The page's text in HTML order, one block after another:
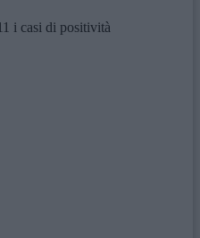
i casi di positività